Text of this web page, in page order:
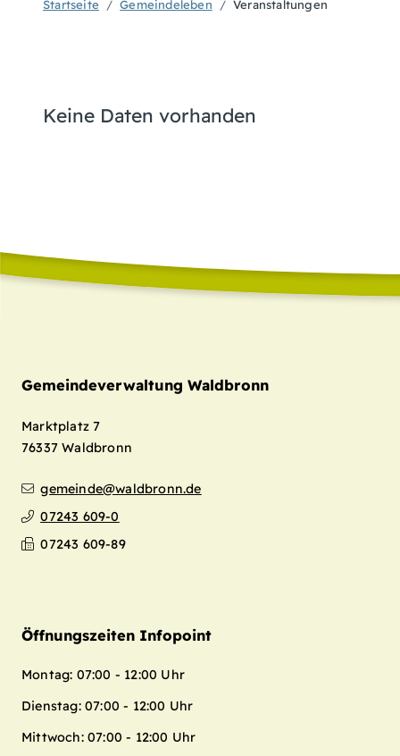
Startseite Gemeindeleben Veranstaltungen
Keine Daten vorhanden
Gemeindeverwaltung Waldbronn
Marktplatz 7
76337 Waldbronn
gemeinde@waldbronn.de
07243 609-0
07243 609-89
Öffnungszeiten Infopoint
Montag: 07:00 - 12:00 Uhr
Dienstag: 07:00 - 12:00 Uhr
Mittwoch: 07:00 - 12:00 Uhr